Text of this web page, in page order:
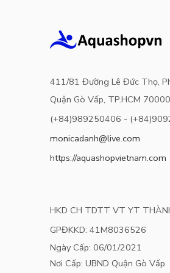
411/81 Đường Lê Đức Thọ,
Quận Gò Vấp, TP.HCM
(+84)989250406 -
monicadanh@live.com
https://aquashopvietnam.com
HKD CH TDTT VT YT
GPĐKKD: 41M8036526
Ngày Cấp: 06/01/2021
Nơi Cấp: UBND Quận Gò Vấp